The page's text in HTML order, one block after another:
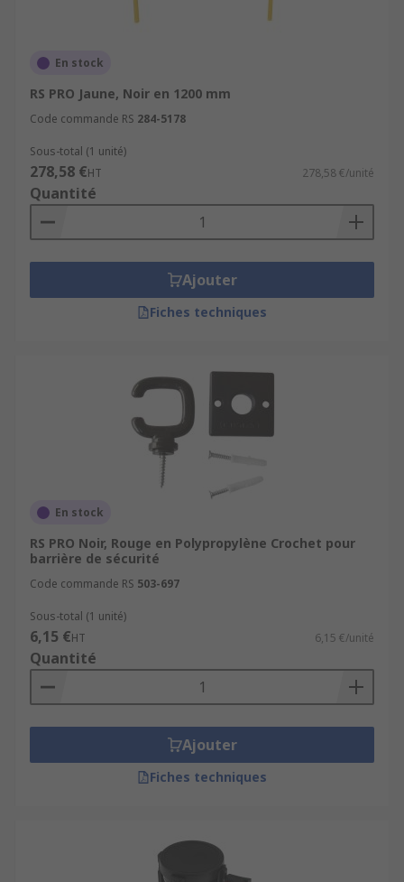
En stock
RS PRO Jaune, Noir en 1200 mm
Code commande RS 284-5178
Sous-total (1 unité)
278,58 €HT 278,58 €/unité
Quantité
Ajouter
Fiches techniques
En stock
RS PRO Noir, Rouge en Polypropylène Crochet pour
barrière de sécurité
Code commande RS 503-697
Sous-total (1 unité)
6,15 €HT 6,15 €/unité
Quantité
Ajouter
Fiches techniques